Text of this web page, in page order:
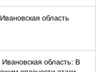
область
область: В